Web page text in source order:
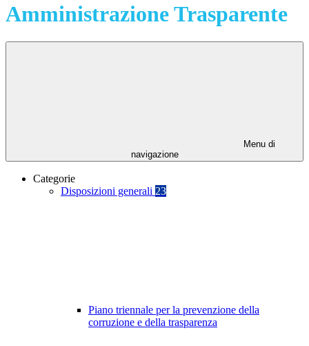
Amministrazione Trasparente
Menu di
navigazione
Categorie
Disposizioni generali 23
Piano triennale per la prevenzione della
corruzione e della trasparenza